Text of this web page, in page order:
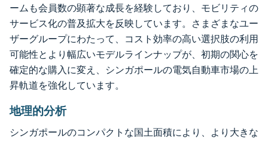
ームも会員数の顕著な成長を経験しており、モビリティの
サービス化の普及拡大を反映しています。さまざまなユー
ザーグループにわたって、コスト効率の高い選択肢の利用
可能性とより幅広いモデルラインナップが、初期の関心を
確定的な購入に変え、シンガポールの電気自動車市場の上
昇軌道を強化しています。
地理的分析
シンガポールのコンパクトな国土面積により、より大きな